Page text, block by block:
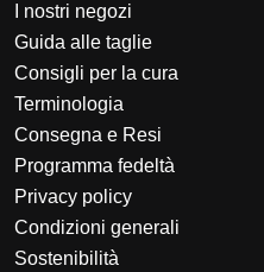
I nostri negozi
Guida alle taglie
Consigli per la cura
Terminologia
Consegna e Resi
Programma fedeltà
Privacy policy
Condizioni generali
Sostenibilità